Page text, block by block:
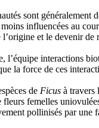
sont généralement
moins influencées au
et le devenir de
l’équipe interactions
la force de ces
de Ficus à travers
fleurs femelles
pollinisés par une